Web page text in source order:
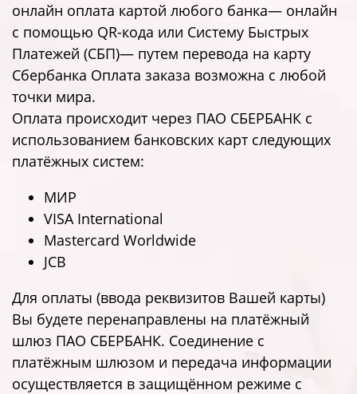
онлайн оплата картой любого банка— онлайн
с помощью QR-кода или Систему Быстрых
Платежей (СБП)— путем перевода на карту
Сбербанка Оплата заказа возможна с любой
точки мира.
Оплата происходит через ПАО СБЕРБАНК с
использованием банковских карт следующих
платёжных систем:
МИР
VISA International
Mastercard Worldwide
JCB
Для оплаты (ввода реквизитов Вашей карты)
Вы будете перенаправлены на платёжный
шлюз ПАО СБЕРБАНК. Соединение с
платёжным шлюзом и передача информации
осуществляется в защищённом режиме с